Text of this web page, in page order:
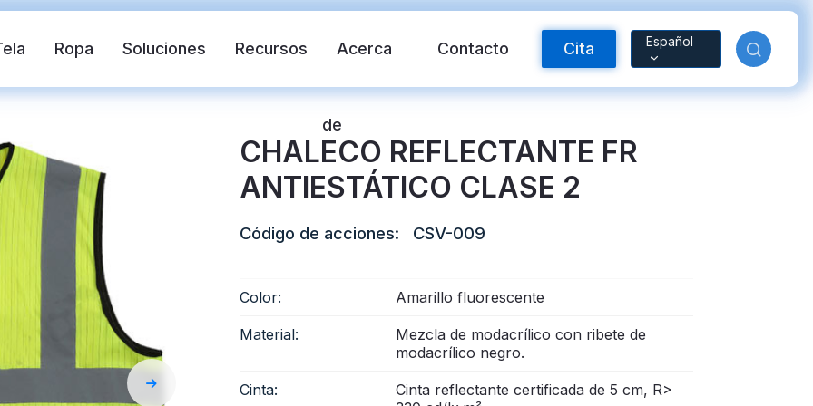
Ropa Soluciones Recursos Acerca
de
Contacto Cita Español
Chaleco de seguridad Cinta reflectante FR Material reflectante
de transferencia de calor
CHALECO REFLECTANTE FR
ANTIESTÁTICO CLASE 2
Código de acciones: CSV-009
Color: Amarillo fluorescente
Material:
Mezcla de modacrílico con ribete de
modacrílico negro.
Cinta:
Cinta reflectante certificada de 5 cm, R>